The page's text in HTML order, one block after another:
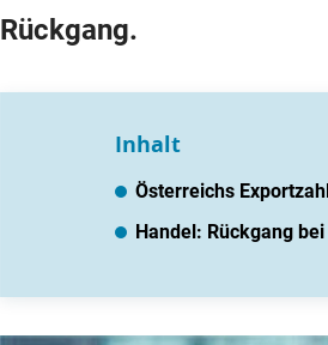
Rückgang.
Inhalt
Österreichs
Handel: Rückgang